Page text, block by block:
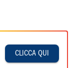
CLICCA QUI